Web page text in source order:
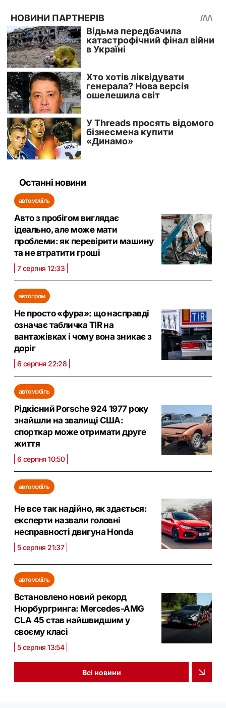
Останні новини
автомобіль
Авто з пробігом виглядає
ідеально, але може мати
проблеми: як перевірити машину
та не втратити гроші
7 серпня 12:33
автопром
Не просто «фура»: що насправді
означає табличка TIR на
вантажівках і чому вона зникає з
доріг
6 серпня 22:28
автомобіль
Рідкісний Porsche 924 1977 року
знайшли на звалищі США:
спорткар може отримати друге
життя
6 серпня 10:50
автомобіль
Не все так надійно, як здається:
експерти назвали головні
несправності двигуна Honda
5 серпня 21:37
автомобіль
Встановлено новий рекорд
Нюрбургринга: Mercedes-AMG
CLA 45 став найшвидшим у
своєму класі
5 серпня 13:54
Всі новини